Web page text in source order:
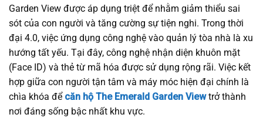
Garden View được áp dụng triệt để nhằm giảm thiểu sai
sót của con người và tăng cường sự tiện nghi. Trong thời
đại 4.0, việc ứng dụng công nghệ vào quản lý tòa nhà là xu
hướng tất yếu. Tại đây, công nghệ nhận diện khuôn mặt
(Face ID) và thẻ từ mã hóa được sử dụng rộng rãi. Việc kết
hợp giữa con người tận tâm và máy móc hiện đại chính là
chìa khóa để căn hộ The Emerald Garden Viewtrở thành
nơi đáng sống bậc nhất khu vực.